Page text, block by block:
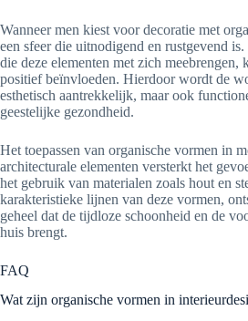
Wanneer men kiest voor decoratie met
een sfeer die uitnodigend en rustgevend
die deze elementen met zich meebrengen,
positief beïnvloeden. Hierdoor wordt de
esthetisch aantrekkelijk, maar ook
geestelijke gezondheid.
Het toepassen van organische vormen in
architecturale elementen versterkt het
het gebruik van materialen zoals hout en
karakteristieke lijnen van deze vormen,
geheel dat de tijdloze schoonheid en de
huis brengt.
FAQ
Wat zijn organische vormen in